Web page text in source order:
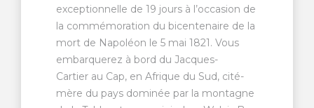
exceptionnelle de 19 jours à l’occasion de
la commémoration du bicentenaire de la
mort de Napoléon le 5 mai 1821. Vous
embarquerez à bord du Jacques-
Cartier au Cap, en Afrique du Sud, cité-
mère du pays dominée par la montagne